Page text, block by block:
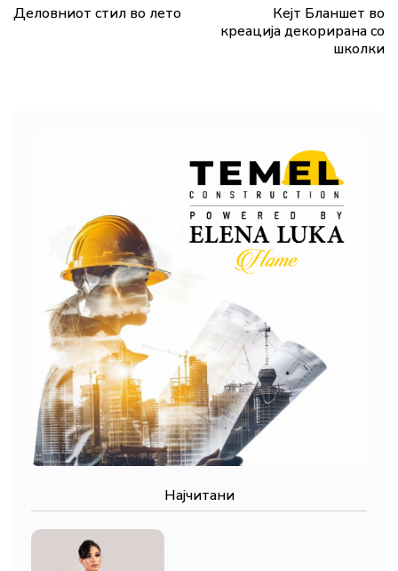
Деловниот стил во лето
Кејт Бланшет во
креација декорирана со
школки
Најчитани